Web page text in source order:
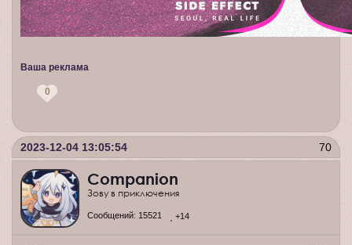
Ваша реклама
0
70
2023-12-04 13:05:54
Companion
Зову в приключения
Сообщений: 15521 +14